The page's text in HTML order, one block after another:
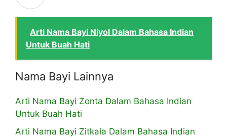
Arti Nama Bayi Niyol Dalam Bahasa Indian
Untuk Buah Hati
Nama Bayi Lainnya
Arti Nama Bayi Zonta Dalam Bahasa Indian
Untuk Buah Hati
Arti Nama Bayi Zitkala Dalam Bahasa Indian